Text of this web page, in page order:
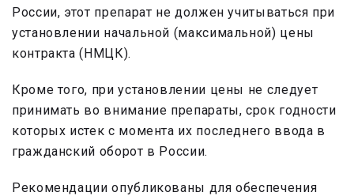
России, этот препарат не должен учитываться при
установлении начальной (максимальной) цены
контракта (НМЦК).
Кроме того, при установлении цены не следует
принимать во внимание препараты, срок годности
которых истек с момента их последнего ввода в
гражданский оборот в России.
Рекомендации опубликованы для обеспечения